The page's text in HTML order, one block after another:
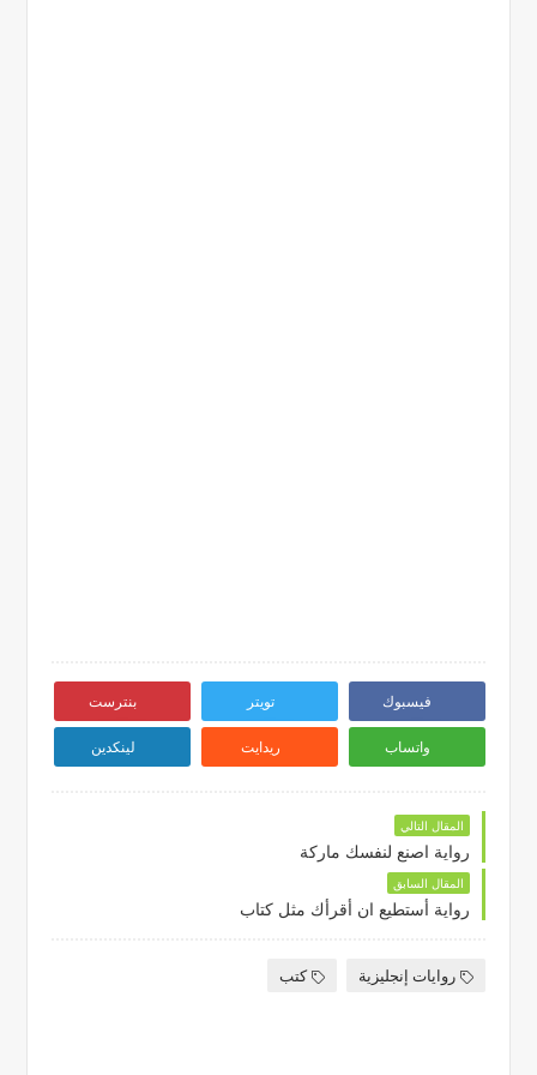
فيسبوك تويتر بنترست
واتساب ريدايت لينكدين
المقال التالي
رواية اصنع لنفسك ماركة
المقال السابق
رواية أستطيع ان أقرأك مثل كتاب
روايات إنجليزية كتب